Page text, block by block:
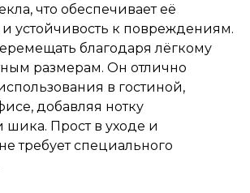
что обеспечивает её
и устойчивость к повреждениям.
благодаря лёгкому
размерам. Он отлично
в гостиной,
добавляя нотку
шика. Прост в уходе и
требует специального